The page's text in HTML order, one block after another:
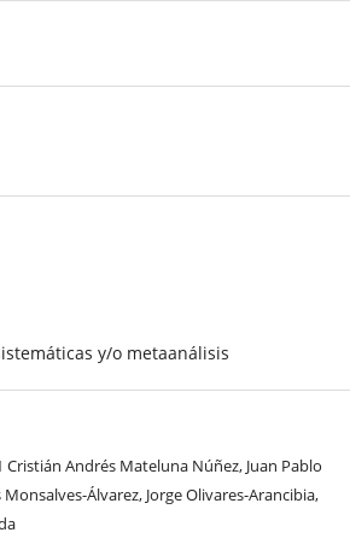
y/o metaanálisis
Cristián Andrés Mateluna Núñez, Juan Pablo
Álvarez, Jorge Olivares-Arancibia,